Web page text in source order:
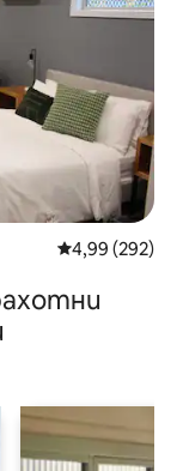
Средна
4,99 (292)